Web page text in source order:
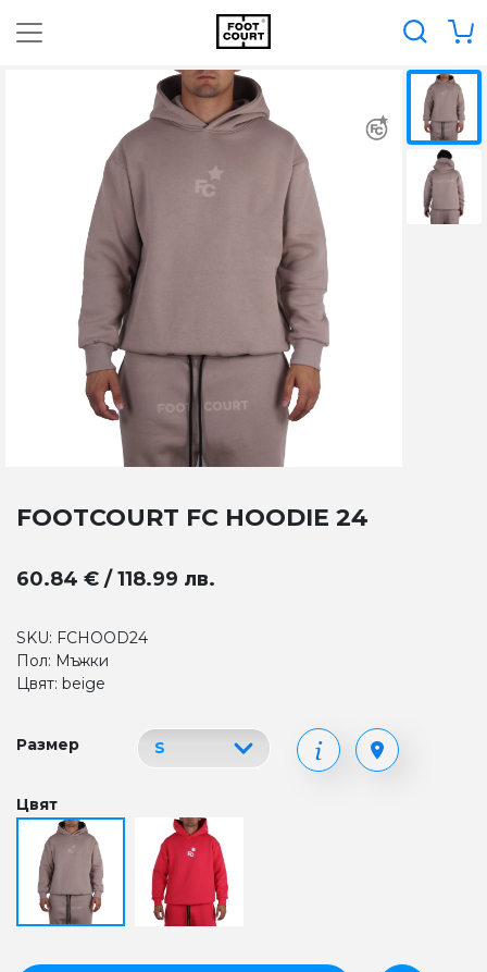
FOOTCOURT FC HOODIE 24
60.84 € / 118.99 лв.
SKU: FCHOOD24
Пол: Мъжки
Цвят: beige
Размер
Цвят